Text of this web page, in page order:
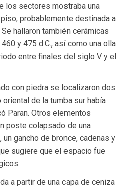
los sectores mostraba una
probablemente destinada a
hallaron también cerámicas
y 475 d.C., así como una olla
entre finales del siglo V y el
con piedra se localizaron dos
de la tumba sur había
Paran. Otros elementos
poste colapsado de una
gancho de bronce, cadenas y
sugiere que el espacio fue
a partir de una capa de ceniza